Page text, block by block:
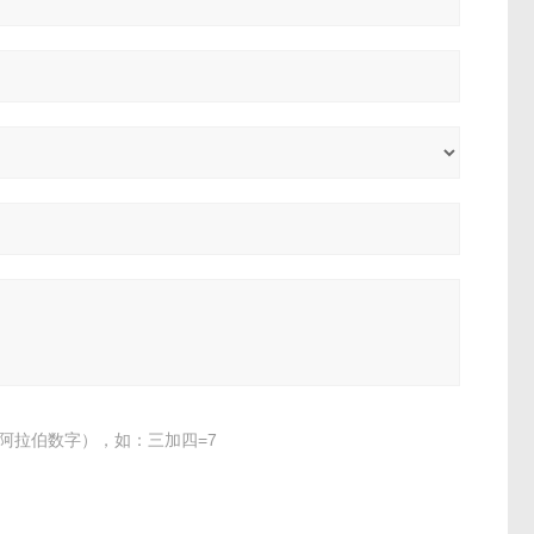
拉伯数字），如：三加四=7